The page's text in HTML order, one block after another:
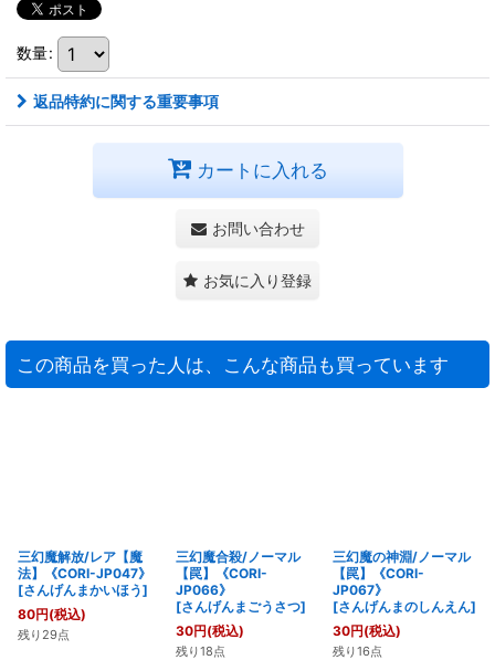
数量:
返品特約に関する重要事項
カートに入れる
お問い合わせ
お気に入り登録
この商品を買った人は、こんな商品も買っています
三幻魔解放/レア【魔
法】《CORI-JP047》
[さんげんまかいほう]
80円(税込)
残り29点
三幻魔合殺/ノーマル
【罠】《CORI-
JP066》
[さんげんまごうさつ]
30円(税込)
残り18点
三幻魔の神淵/ノーマル
【罠】《CORI-
JP067》
[さんげんまのしんえん]
30円(税込)
残り16点